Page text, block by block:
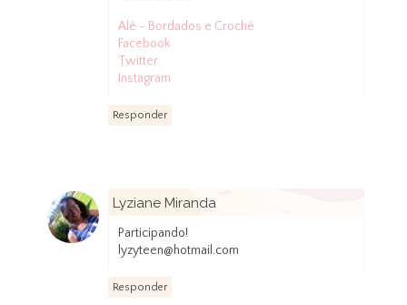
Alê - Bordados e Crochê
Facebook
Twitter
Instagram
Responder
Lyziane Miranda
Participando!
lyzyteen@hotmail.com
Responder